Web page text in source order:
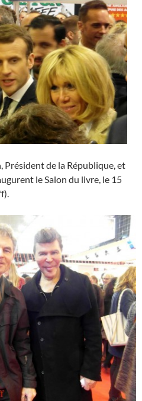
de la République, et
le Salon du livre, le 15